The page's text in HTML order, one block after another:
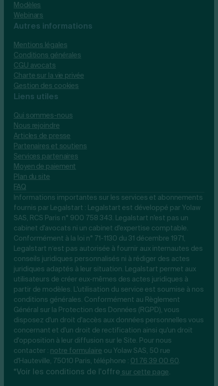
Modèles
Webinars
Autres informations
Mentions légales
Conditions générales
CGU avocats
Charte sur la vie privée
Gestion des cookies
Liens utiles
Qui sommes-nous
Nous rejoindre
Articles de presse
Partenaires et soutiens
Services partenaires
Moyen de paiement
Plan du site
FAQ
Informations importantes sur les services et abonnements
fournis par Legalstart : Legalstart est développé par Yolaw
SAS, RCS Paris n° 900 758 343. Legalstart n'est pas un
cabinet d'avocats ni un cabinet d'expertise comptable.
Conformément à la loi n° 71-1130 du 31 décembre 1971,
Legalstart n’est pas autorisée à fournir aux internautes des
conseils juridiques personnalisés ni à rédiger des actes
juridiques adaptés à leur situation. Legalstart permet aux
utilisateurs de créer eux-mêmes des actes juridiques à
partir de modèles. L'utilisation du service est soumise à nos
conditions générales. Conformément au Règlement
Général sur la Protection des Données (RGPD), vous
disposez d'un droit d'accès aux données personnelles vous
concernant et d'un droit de rectification ainsi qu'un droit
d'opposition à leur diffusion sur le Site. Pour nous
contacter : notre formulaire ou Yolaw SAS, 50 rue
d'Hauteville, 75010 Paris, téléphone : 01 76 39 00 60.
*Voir les conditions de l'offre sur cette page.